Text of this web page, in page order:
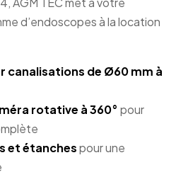
d’endoscopes à la location
canalisations de Ø60 mm à
rotative à 360° pour
et étanchespour une